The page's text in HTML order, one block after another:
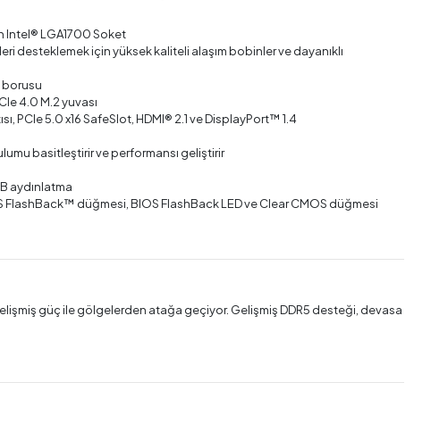
Intel® LGA1700 Soket
desteklemek için yüksek kaliteli alaşım bobinler ve dayanıklı
borusu
4.0 M.2 yuvası
PCIe 5.0 x16 SafeSlot, HDMI® 2.1 ve DisplayPort™ 1.4
basitleştirir ve performansı geliştirir
aydınlatma
düğmesi, BIOS FlashBack LED ve Clear CMOS düğmesi
güç ile gölgelerden atağa geçiyor. Gelişmiş DDR5 desteği, devasa